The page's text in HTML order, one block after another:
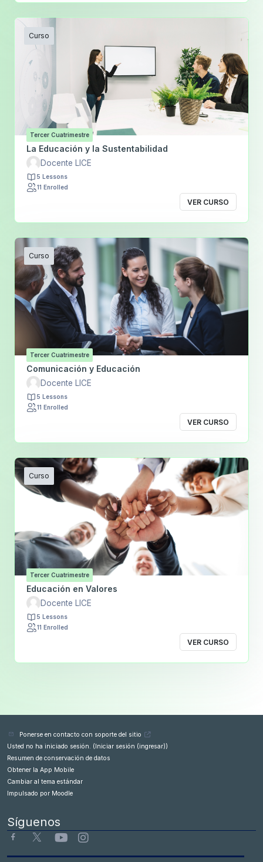
Curso
Tercer Cuatrimestre
La Educación y la Sustentabilidad
Docente LICE
5 Lessons
11 Enrolled
VER CURSO
Curso
Tercer Cuatrimestre
Comunicación y Educación
Docente LICE
5 Lessons
11 Enrolled
VER CURSO
Curso
Tercer Cuatrimestre
Educación en Valores
Docente LICE
5 Lessons
11 Enrolled
VER CURSO
Ponerse en contacto con soporte del sitio
Usted no ha iniciado sesión. ( Iniciar sesión (ingresar))
Resumen de conservación de datos
Obtener la App Mobile
Cambiar al tema estándar
Impulsado por Moodle
Síguenos